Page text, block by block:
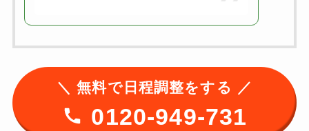
＼ 無料で日程調整をする ／
0120-949-731